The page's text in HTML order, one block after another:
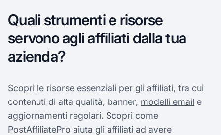
Quali strumenti e risorse
servono agli affiliati dalla tua
azienda?
Scopri le risorse essenziali per gli affiliati, tra cui
contenuti di alta qualità, banner, modelli email e
aggiornamenti regolari. Scopri come
PostAffiliatePro aiuta gli affiliati ad avere